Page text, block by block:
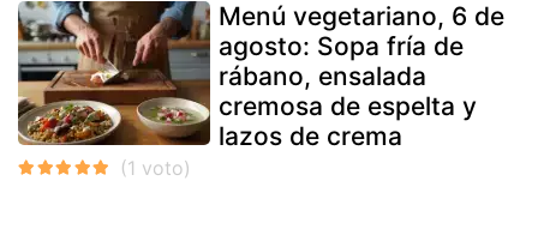
Menú vegetariano, 6 de
agosto: Sopa fría de
rábano, ensalada
cremosa de espelta y
lazos de crema